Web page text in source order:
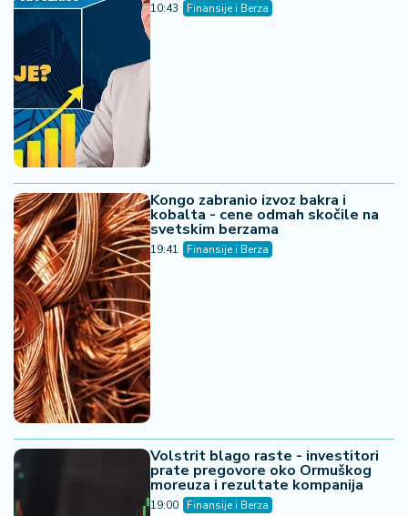
10:43 Finansije i Berza
Kongo zabranio izvoz bakra i
kobalta - cene odmah skočile na
svetskim berzama
19:41 Finansije i Berza
Volstrit blago raste - investitori
prate pregovore oko Ormuškog
moreuza i rezultate kompanija
19:00 Finansije i Berza